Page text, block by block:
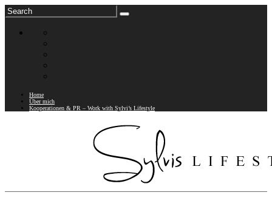
Home
Über mich
Kooperationen & PR – Work with Sylvi’s Lifestyle